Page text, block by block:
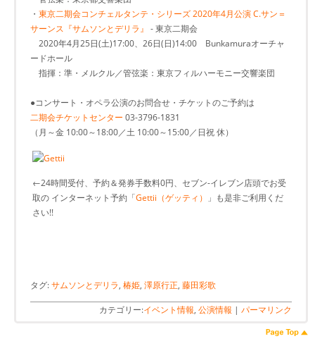
・ 東京二期会コンチェルタンテ・シリーズ 2020年4月公演 C.サン＝
サーンス『サムソンとデリラ』 - 東京二期会
2020年4月25日(土)17:00、26日(日)14:00 Bunkamuraオーチャ
ードホール
指揮：準・メルクル／管弦楽：東京フィルハーモニー交響楽団
●コンサート・オペラ公演のお問合せ・チケットのご予約は
二期会チケットセンター 03-3796-1831
（月～金 10:00～18:00／土 10:00～15:00／日祝 休）
←24時間受付、予約＆発券手数料0円、セブン-イレブン店頭でお受
取の インターネット予約「Gettii（ゲッティ） 」も是非ご利用くだ
さい!!
タグ:サムソンとデリラ, 椿姫, 澤原行正, 藤田彩歌
カテゴリー:イベント情報, 公演情報 | パーマリンク